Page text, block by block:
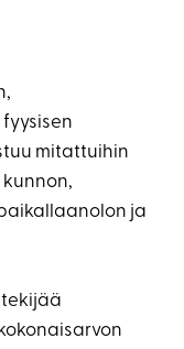
mitattuihin
ja